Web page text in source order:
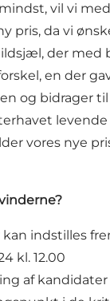
vil vi
pris, da vi
der med
en der
og bidrager
vores nye
indstilles
kl. 12.00
af